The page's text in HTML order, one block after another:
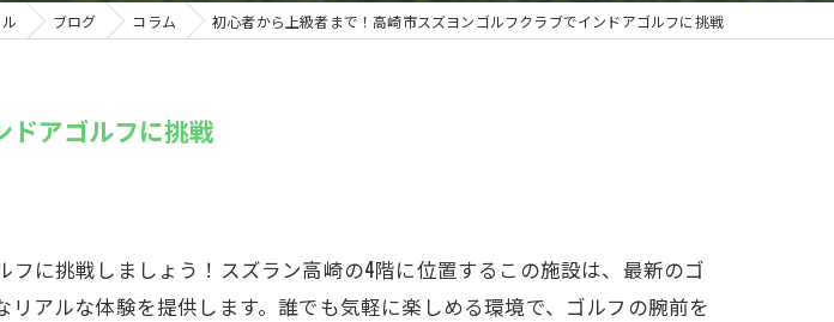
シミュレーションゴルフ Caddy 料金表
Golfet亀有店 料金表
試打会開催受付
ブログ コラム 初心者から上級者まで！高崎市スズヨンゴルフクラブでインドアゴルフに挑戦
ドアゴルフに挑戦
に挑戦しましょう！スズラン高崎の4階に位置するこの施設は、最新のゴ
アルな体験を提供します。誰でも気軽に楽しめる環境で、ゴルフの腕前を